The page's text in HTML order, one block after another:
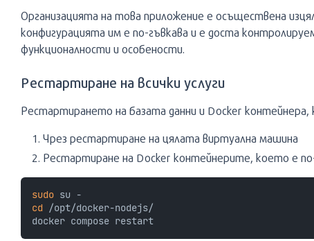
Организацията на това приложение е осъществена
конфигурацията им е по-гъвкава и е доста
функционалности и особености.
Рестартиране на всички услуги
Рестартирането на базата данни и Docker
Чрез рестартиране на цялата виртуална машина
Рестартиране на Docker контейнерите, което е
sudo
cd /opt/docker-nodejs/